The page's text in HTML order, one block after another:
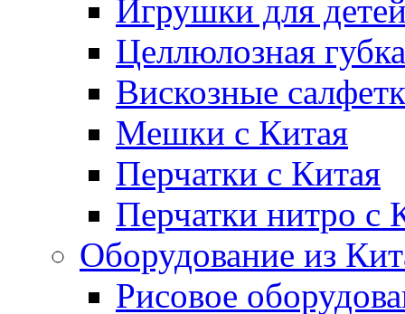
Игрушки для
Целлюлозная губка
Вискозные
Мешки с Китая
Перчатки с Китая
Перчатки нитро с
Оборудование из
Рисовое